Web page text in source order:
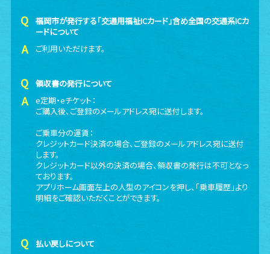
福岡市が発行する「交通用福祉ICカード」含め全国の交通系ICカ
ードについて
ご利用いただけます。
領収書の発行について
e定期・eチケット：
ご購入後、ご登録のメールアドレス宛に送付します。
ご乗車分の運賃：
クレジットカード決済の場合、ご登録のメールアドレス宛に送付
します。
クレジットカード以外の決済の場合、領収書の発行は不可となっ
ております。
アプリホーム画面左上の人型のアイコンを押し、「乗車履歴」より
明細をご確認いただくことができます。
払い戻しについて